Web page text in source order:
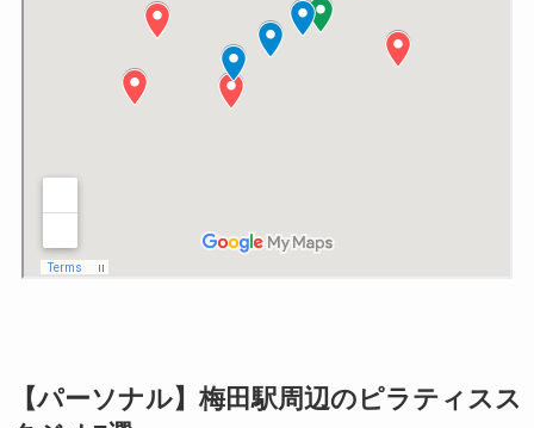
【パーソナル】梅田駅周辺のピラティスス